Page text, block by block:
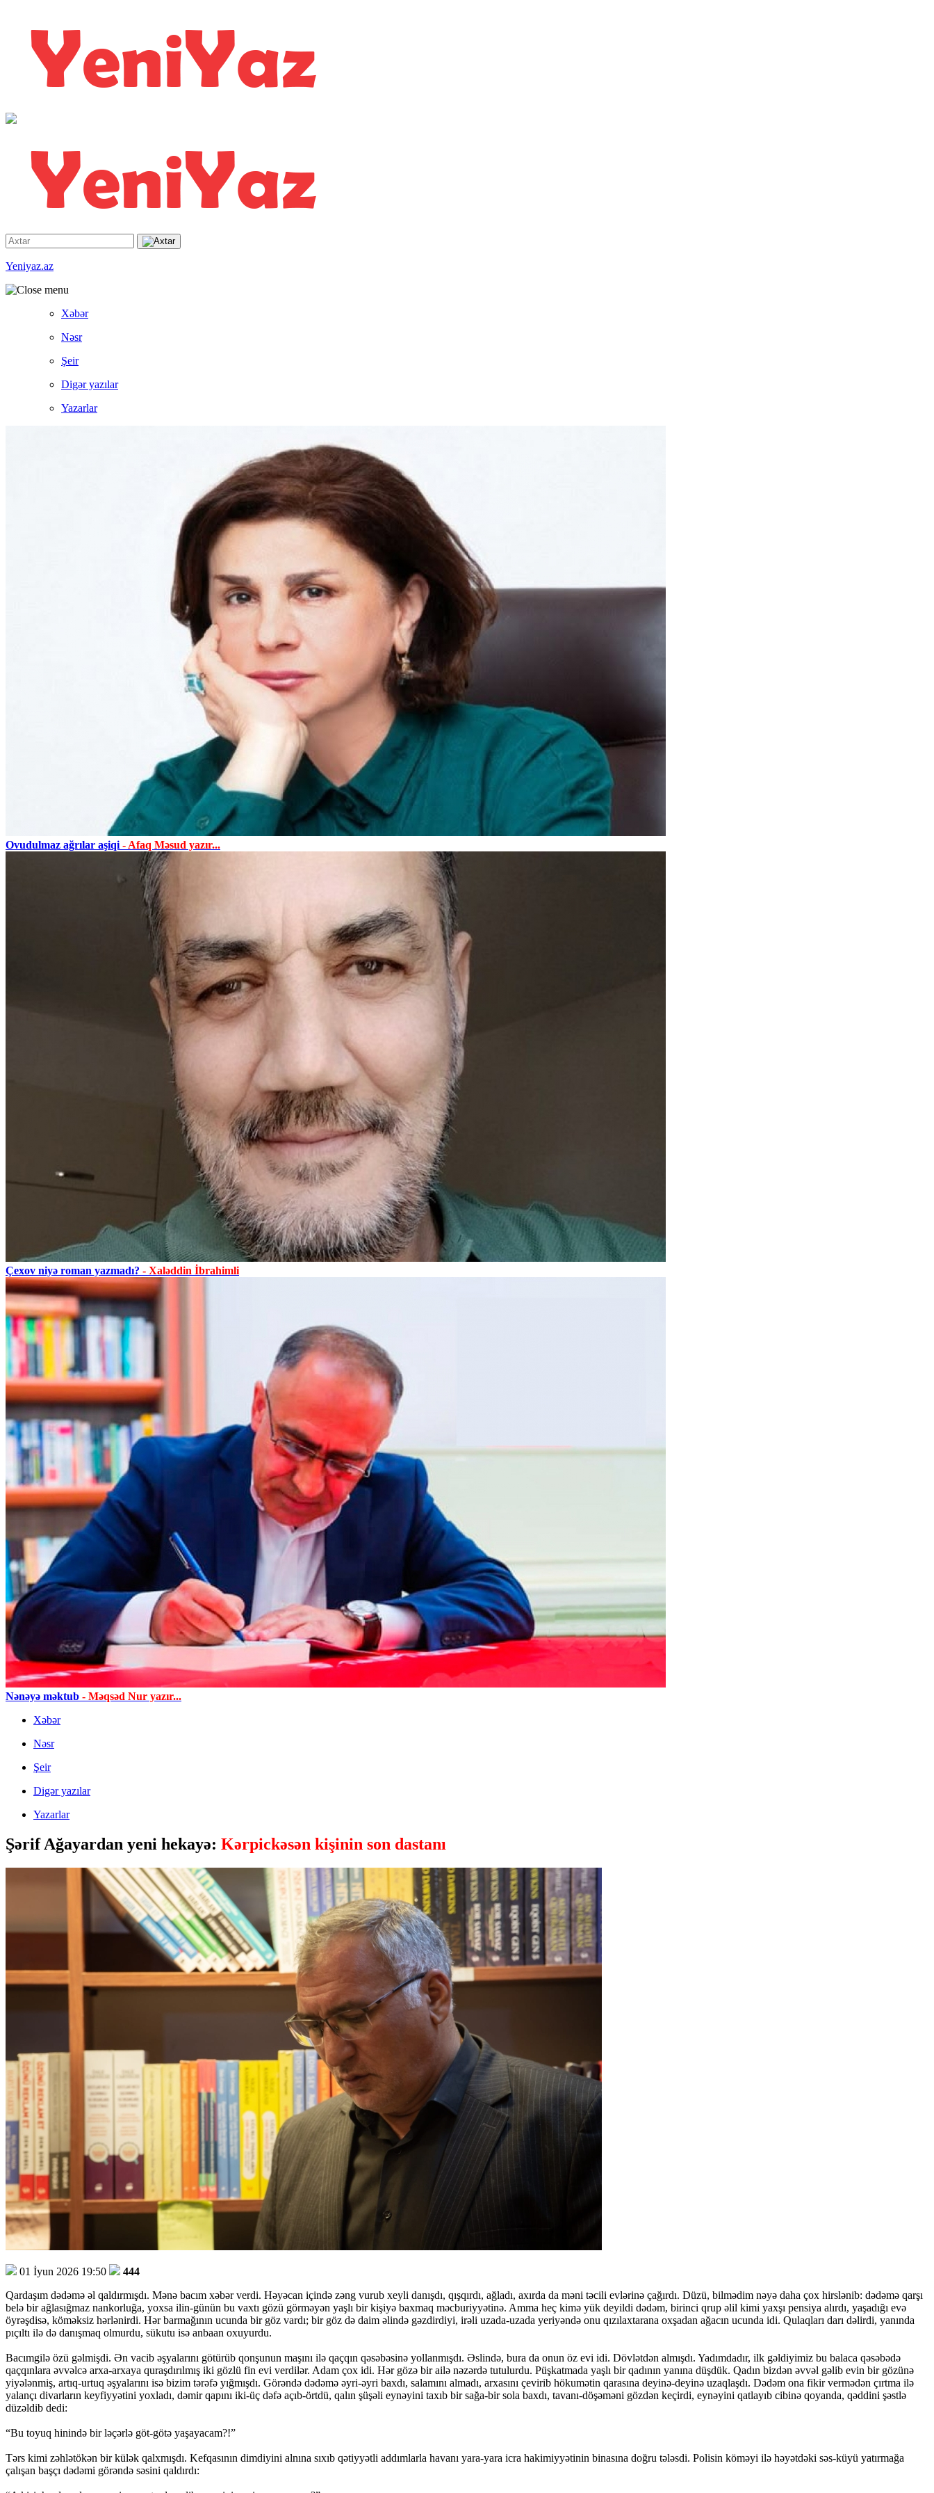
Yeniyaz.az
Xəbər
Nəsr
Şeir
Digər yazılar
Yazarlar
Ovudulmaz ağrılar aşiqi - Afaq Məsud yazır...
Çexov niyə roman yazmadı? - Xaləddin İbrahimli
Nənəyə məktub - Məqsəd Nur yazır...
Xəbər
Nəsr
Şeir
Digər yazılar
Yazarlar
Şərif Ağayardan yeni hekayə: Kərpickəsən kişinin son dastanı
01 İyun 2026 19:50
444
Qardaşım dədəmə əl qaldırmışdı. Mənə bacım xəbər verdi. Həyəcan içində zəng vurub xeyli danışdı, qışqırdı, ağladı, axırda da məni təcili evlərinə çağırdı. Düzü, bilmədim nəyə daha çox hirslənib: dədəmə qarşı
belə bir ağlasığmaz nankorluğa, yoxsa ilin-günün bu vaxtı gözü görməyən yaşlı bir kişiyə baxmaq məcburiyyətinə. Amma heç kimə yük deyildi dədəm, birinci qrup əlil kimi yaxşı pensiya alırdı, yaşadığı evə
öyrəşdisə, köməksiz hərlənirdi. Hər barmağının ucunda bir göz vardı; bir göz də daim əlində gəzdirdiyi, irəli uzada-uzada yeriyəndə onu qızılaxtarana oxşadan ağacın ucunda idi. Qulaqları darı dəlirdi, yanında
pıçıltı ilə də danışmaq olmurdu, sükutu isə anbaan oxuyurdu.
Bacımgilə özü gəlmişdi. Ən vacib əşyalarını götürüb qonşunun maşını ilə qaçqın qəsəbəsinə yollanmışdı. Əslində, bura da onun öz evi idi. Dövlətdən almışdı. Yadımdadır, ilk gəldiyimiz bu balaca qəsəbədə
qaçqınlara əvvəlcə arxa-arxaya quraşdırılmış iki gözlü fin evi verdilər. Adam çox idi. Hər gözə bir ailə nəzərdə tutulurdu. Püşkatmada yaşlı bir qadının yanına düşdük. Qadın bizdən əvvəl gəlib evin bir gözünə
yiyələnmiş, artıq-urtuq əşyalarını isə bizim tərəfə yığmışdı. Görəndə dədəmə əyri-əyri baxdı, salamını almadı, arxasını çevirib hökumətin qarasına deyinə-deyinə uzaqlaşdı. Dədəm ona fikir vermədən çırtma ilə
yalançı divarların keyfiyyətini yoxladı, dəmir qapını iki-üç dəfə açıb-örtdü, qalın şüşəli eynəyini taxıb bir sağa-bir sola baxdı, tavanı-döşəməni gözdən keçirdi, eynəyini qatlayıb cibinə qoyanda, qəddini şəstlə
düzəldib dedi:
“Bu toyuq hinində bir ləçərlə göt-götə yaşayacam?!”
Tərs kimi zəhlətökən bir külək qalxmışdı. Kefqasının dimdiyini alnına sıxıb qətiyyətli addımlarla havanı yara-yara icra hakimiyyətinin binasına doğru tələsdi. Polisin köməyi ilə həyətdəki səs-küyü yatırmağa
çalışan başçı dədəmi görəndə səsini qaldırdı: